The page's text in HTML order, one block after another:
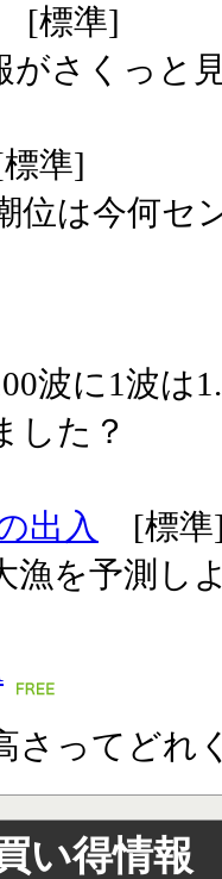
[標準]
がさくっと
準]
位は今何セ
波に1波は
した？
出入
[標準
漁を予測し
さってどれ
い得情報